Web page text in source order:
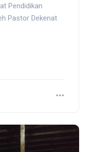
Pendidikan
Pastor Dekenat